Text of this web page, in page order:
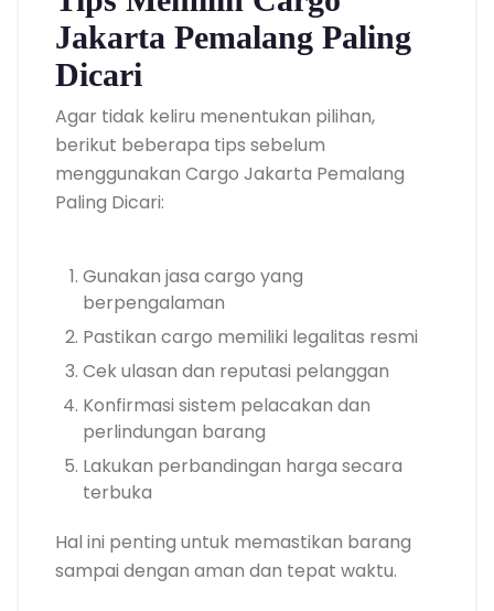
Jakarta Pemalang Paling
Dicari
Agar tidak keliru menentukan pilihan,
berikut beberapa tips sebelum
menggunakan Cargo Jakarta Pemalang
Paling Dicari:
Gunakan jasa cargo yang
berpengalaman
Pastikan cargo memiliki legalitas resmi
Cek ulasan dan reputasi pelanggan
Konfirmasi sistem pelacakan dan
perlindungan barang
Lakukan perbandingan harga secara
terbuka
Hal ini penting untuk memastikan barang
sampai dengan aman dan tepat waktu.